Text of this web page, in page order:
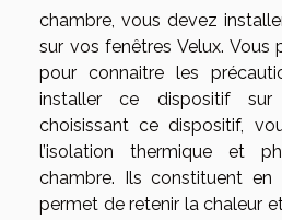
chambre, vous devez
sur vos fenêtres Velux. Vous
pour connaitre les
installer ce dispositif
choisissant ce dispositif,
l’isolation thermique et
chambre. Ils constituent en
permet de retenir la chaleur